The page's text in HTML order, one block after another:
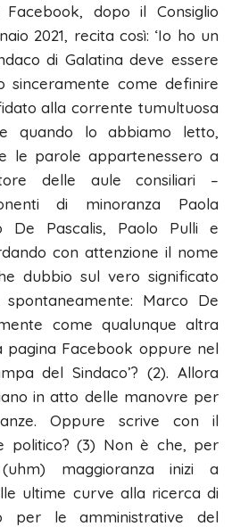
dopo il Consiglio
2021, recita così: ‘Io ho un
di Galatina deve essere
sinceramente come definire
alla corrente tumultuosa
quando lo abbiamo letto,
le parole appartenessero a
delle aule consiliari –
di minoranza Paola
De Pascalis, Paolo Pulli e
con attenzione il nome
dubbio sul vero significato
Marco De
come qualunque altra
pagina Facebook oppure nel
del Sindaco’? (2). Allora
in atto delle manovre per
Oppure scrive con il
politico? (3) Non è che, per
maggioranza inizi a
ultime curve alla ricerca di
per le amministrative del